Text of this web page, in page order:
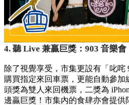
4. 聽 Live 兼贏巨獎：903 音樂會
除了視覺享受，市集更設有「叱咤
購買指定來回車票，更能自動參加
頭獎為雙人來回機票，二獎為
邊贏巨獎！市集內的食肆亦會提供